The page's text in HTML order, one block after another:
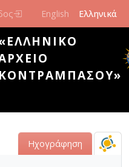
English Ελληνικά
ΚΟΝΤΡΑΜΠΆΣΟΥ»
Ηχογράφηση